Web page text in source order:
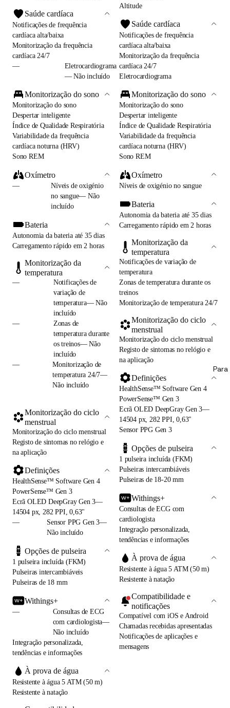
Saúde cardíaca
Notificações de frequência
cardíaca alta/baixa
Monitorização da frequência
cardíaca 24/7
—
Eletrocardiograma
— Não incluído
Monitorização do sono
Monitorização do sono
Despertar inteligente
Índice de Qualidade Respiratória
Variabilidade da frequência
cardíaca noturna (HRV)
Sono REM
Oxímetro
—
Níveis de oxigénio
no sangue— Não
incluído
Bateria
Autonomia da bateria até 35 dias
Carregamento rápido em 2 horas
Monitorização da
temperatura
—
Notificações de
variação de
temperatura— Não
incluído
—
Zonas de
temperatura durante
os treinos— Não
incluído
—
Monitorização de
temperatura 24/7—
Não incluído
Monitorização do ciclo
menstrual
Monitorização do ciclo menstrual
Registo de sintomas no relógio e
na aplicação
Definições
HealthSense™ Software Gen 4
PowerSense™ Gen 3
Ecrã OLED DeepGray Gen 3—
14504 px, 282 PPI, 0,63"
—
Sensor PPG Gen 3—
Não incluído
Opções de pulseira
1 pulseira incluída (FKM)
Pulseiras intercambiáveis
Pulseiras de 18 mm
Withings+
—
Consultas de ECG
com cardiologista—
Não incluído
Integração personalizada,
tendências e informações
À prova de água
Resistente à água 5 ATM (50 m)
Resistente à natação
Altitude
Saúde cardíaca
Notificações de frequência
cardíaca alta/baixa
Monitorização da frequência
cardíaca 24/7
Eletrocardiograma
Monitorização do sono
Monitorização do sono
Despertar inteligente
Índice de Qualidade Respiratória
Variabilidade da frequência
cardíaca noturna (HRV)
Sono REM
Oxímetro
Níveis de oxigénio no sangue
Bateria
Autonomia da bateria até 35 dias
Carregamento rápido em 2 horas
Monitorização da
temperatura
Notificações de variação de
temperatura
Zonas de temperatura durante os
treinos
Monitorização de temperatura 24/7
Monitorização do ciclo
menstrual
Monitorização do ciclo menstrual
Registo de sintomas no relógio e
na aplicação
Definições
HealthSense™ Software Gen 4
PowerSense™ Gen 3
Ecrã OLED DeepGray Gen 3—
14504 px, 282 PPI, 0,63"
Sensor PPG Gen 3
Opções de pulseira
1 pulseira incluída (FKM)
Pulseiras intercambiáveis
Pulseiras de 18-20 mm
Withings+
Consultas de ECG com
cardiologista
Integração personalizada,
tendências e informações
À prova de água
Resistente à água 5 ATM (50 m)
Resistente à natação
Compatibilidade e
notificações
Compatível com iOS e Android
Chamadas recebidas apresentadas
Notificações de aplicações e
mensagens